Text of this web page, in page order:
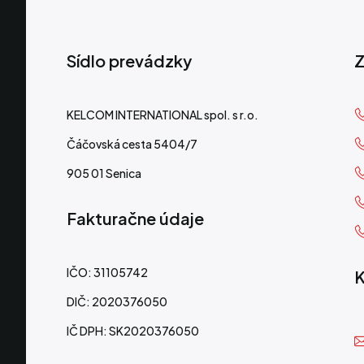
Sídlo prevádzky
KELCOM INTERNATIONAL spol. s r.o.
Čáčovská cesta 5404/7
905 01 Senica
Fakturačne údaje
IČO: 31105742
DIČ: 2020376050
IČ DPH: SK2020376050